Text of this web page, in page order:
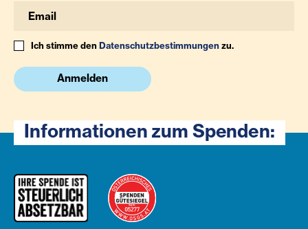
Ich stimme denDatenschutzbestimmungenzu.
Anmelden
Informationen zum Spenden: